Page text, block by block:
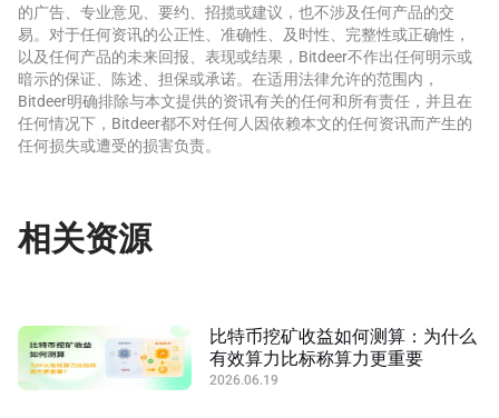
的广告、专业意见、要约、招揽或建议，也不涉及任何产品的交
易。对于任何资讯的公正性、准确性、及时性、完整性或正确性，
以及任何产品的未来回报、表现或结果，Bitdeer不作出任何明示或
暗示的保证、陈述、担保或承诺。在适用法律允许的范围内，
Bitdeer明确排除与本文提供的资讯有关的任何和所有责任，并且在
任何情况下，Bitdeer都不对任何人因依赖本文的任何资讯而产生的
任何损失或遭受的损害负责。
相关资源
比特币挖矿收益如何测算：为什么
有效算力比标称算力更重要
2026.06.19